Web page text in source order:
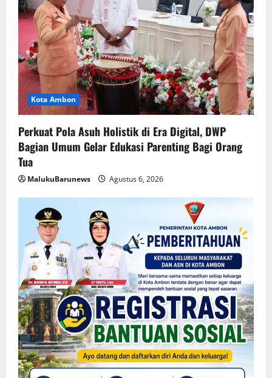
Kota Ambon
Perkuat Pola Asuh Holistik di Era Digital, DWP
Bagian Umum Gelar Edukasi Parenting Bagi Orang
Tua
MalukuBarunews Agustus 6, 2026